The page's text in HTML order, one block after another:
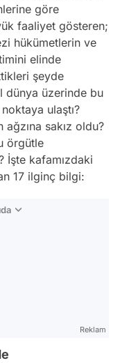
göre
faaliyet gösteren;
hükümetlerin ve
elinde
şeyde
dünya üzerinde bu
ulaştı?
sakız oldu?
örgütle
İşte kafamızdaki
17 ilginç bilgi:
Reklam